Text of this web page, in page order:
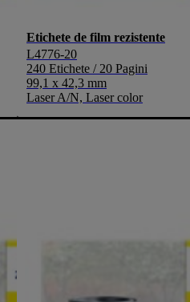
Etichete de film rezistente
L4776-20
240 Etichete / 20 Pagini
99,1 x 42,3 mm
Laser A/N, Laser color